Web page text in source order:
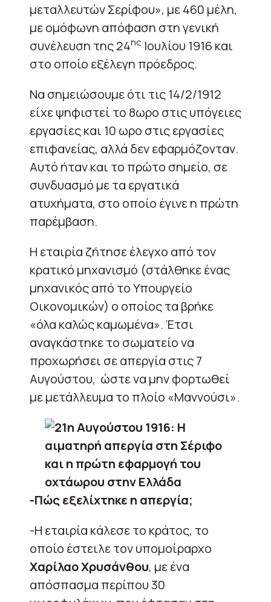
μεταλλευτών Σερίφου», με 460 μέλη,
με ομόφωνη απόφαση στη γενική
συνέλευση της 24ης Ιουλίου 1916 και
στο οποίο εξέλεγη πρόεδρος.
Να σημειώσουμε ότι τις 14/2/1912
είχε ψηφιστεί το 8ωρο στις υπόγειες
εργασίες και 10 ωρο στις εργασίες
επιφανείας, αλλά δεν εφαρμόζονταν.
Αυτό ήταν και το πρώτο σημείο, σε
συνδυασμό με τα εργατικά
ατυχήματα, στο οποίο έγινε η πρώτη
παρέμβαση.
Η εταιρία ζήτησε έλεγχο από τον
κρατικό μηχανισμό (στάλθηκε ένας
μηχανικός από το Υπουργείο
Οικονομικών) ο οποίος τα βρήκε
«όλα καλώς καμωμένα». Έτσι
αναγκάστηκε το σωματείο να
προχωρήσει σε απεργία στις 7
Αυγούστου, ώστε να μην φορτωθεί
με μετάλλευμα το πλοίο «Μαννούσι».
-Πώς εξελίχτηκε η απεργία;
-Η εταιρία κάλεσε το κράτος, το
οποίο έστειλε τον υπομοίραρχο
Χαρίλαο Χρυσάνθου, με ένα
απόσπασμα περίπου 30